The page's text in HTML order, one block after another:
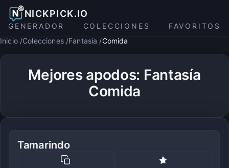
NICKPICK.IO
GENERADOR COLECCIONES
FAVORITOS
Inicio Colecciones Fantasía Comida
Mejores apodos: Fantasía
Comida
Tamarindo